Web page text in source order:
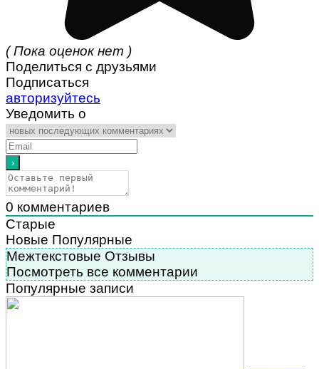
( Пока оценок нет )
Поделиться с друзьями
Подписаться
авторизуйтесь
Уведомить о
0 комментариев
Старые
Новые Популярные
Межтекстовые Отзывы
Посмотреть все комментарии
Популярные записи